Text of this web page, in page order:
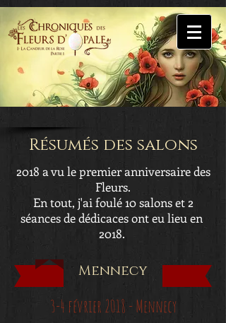
Résumés des salons
2018 a vu le premier anniversaire des
Fleurs.
En tout, j'ai foulé 10 salons et 2
séances de dédicaces ont eu lieu en
2018.
Mennecy
3-4 février 2018 - Mennecy